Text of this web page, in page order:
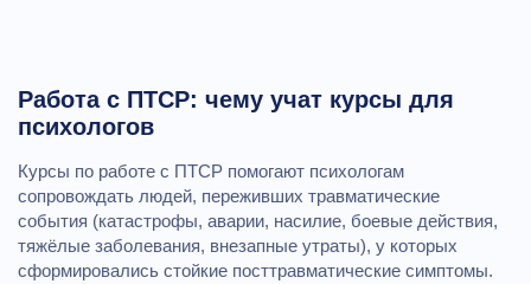
Работа с ПТСР: чему учат курсы для
психологов
Курсы по работе с ПТСР помогают психологам
сопровождать людей, переживших травматические
события (катастрофы, аварии, насилие, боевые действия,
тяжёлые заболевания, внезапные утраты), у которых
сформировались стойкие посттравматические симптомы.